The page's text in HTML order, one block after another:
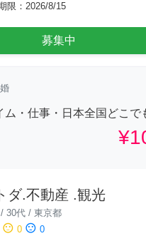
限 ： 2026/8/15
募集中
ム・仕事・日本全国どこで
ダ.不動産 .観光
/ 30代 / 東京都
sentiment_neutral 0 sentiment_dissatisfied 0